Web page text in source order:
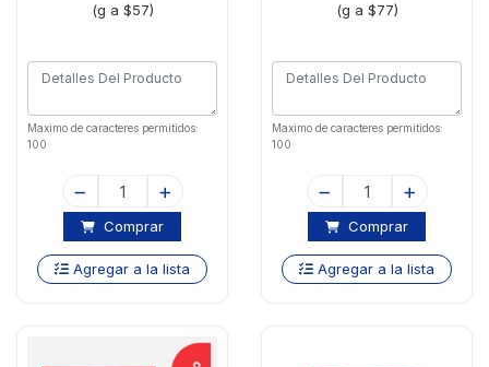
(g a $57)
Maximo de caracteres permitidos:
100
Comprar
Agregar a la lista
(g a $77)
Maximo de caracteres permitidos:
100
Comprar
Agregar a la lista